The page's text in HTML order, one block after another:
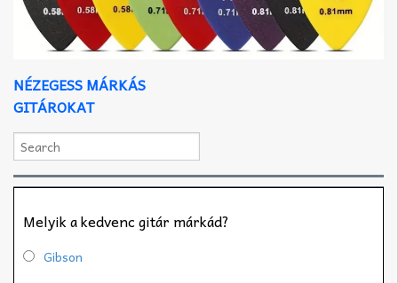
NÉZEGESS MÁRKÁS
GITÁROKAT
Melyik a kedvenc gitár márkád?
Gibson